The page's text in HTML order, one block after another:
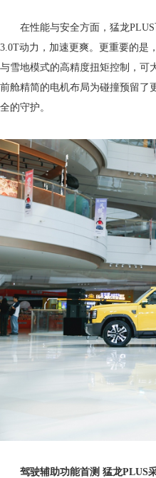
在性能与安全方面，猛龙
3.0T动力，加速更爽。更重要的是
与雪地模式的高精度扭矩控制，可
前舱精简的电机布局为碰撞预留了
全的守护。
驾驶辅助功能首测 猛龙PLUS